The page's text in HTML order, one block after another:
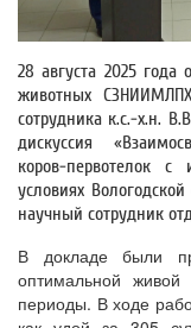
28 августа 2025 года
животных
сотрудника к.с.-х.н.
дискуссия
коров-первотелок
условиях
научный сотрудник
В докладе были
оптимальной
периоды. В ходе